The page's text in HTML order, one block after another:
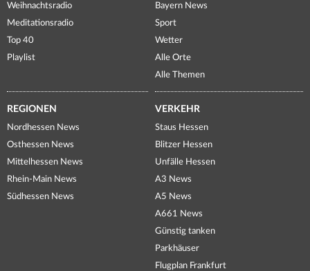
Weihnachtsradio
Meditationsradio
Top 40
Playlist
Bayern News
Sport
Wetter
Alle Orte
Alle Themen
REGIONEN
Nordhessen News
Osthessen News
Mittelhessen News
Rhein-Main News
Südhessen News
VERKEHR
Staus Hessen
Blitzer Hessen
Unfälle Hessen
A3 News
A5 News
A661 News
Günstig tanken
Parkhäuser
Flugplan Frankfurt